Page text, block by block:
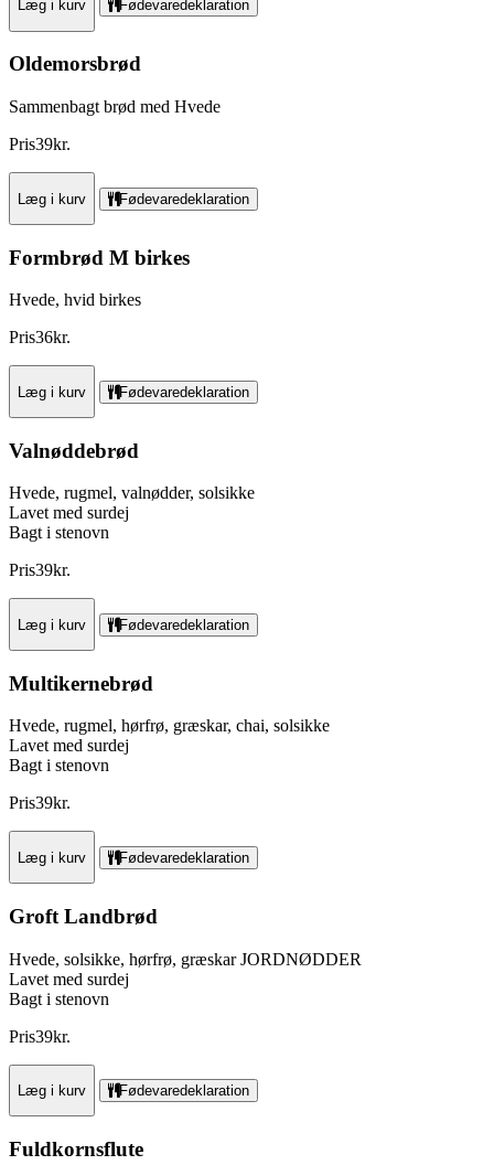
Læg i kurv Fødevaredeklaration
Oldemorsbrød
Sammenbagt brød med Hvede
Pris39kr.
Læg i kurv Fødevaredeklaration
Formbrød M birkes
Hvede, hvid birkes
Pris36kr.
Læg i kurv Fødevaredeklaration
Valnøddebrød
Hvede, rugmel, valnødder, solsikke
Lavet med surdej
Bagt i stenovn
Pris39kr.
Læg i kurv Fødevaredeklaration
Multikernebrød
Hvede, rugmel, hørfrø, græskar, chai, solsikke
Lavet med surdej
Bagt i stenovn
Pris39kr.
Læg i kurv Fødevaredeklaration
Groft Landbrød
Hvede, solsikke, hørfrø, græskar JORDNØDDER
Lavet med surdej
Bagt i stenovn
Pris39kr.
Læg i kurv Fødevaredeklaration
Fuldkornsflute